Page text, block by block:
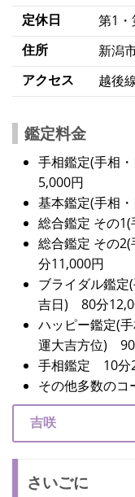
定休日
第1・
住所
新潟
アクセス
越後
鑑定料金
手相鑑定(手相
5,000円
基本鑑定(手相
総合鑑定 その
総合鑑定 その
分11,000円
ブライダル鑑定
吉日) 80分
ハッピー鑑定(
運大吉方位)
手相鑑定 10分
その他多数のコ
吉咲
さいごに